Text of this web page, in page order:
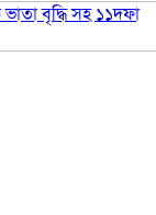
ভাতা বৃদ্ধি সহ ১১দফা